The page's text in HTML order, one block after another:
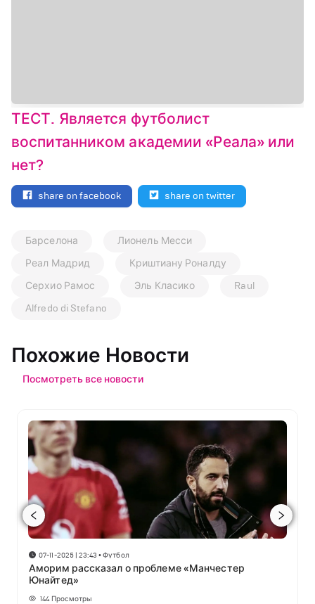
ТЕСТ. Является футболист
воспитанником академии «Реала» или
нет?
share on facebook share on twitter
Барселона
Лионель Месси
Реал Мадрид
Криштиану Роналду
Серхио Рамос
Эль Класико
Raul
Alfredo di Stefano
Похожие Новости
Посмотреть все новости
07-11-2025 | 23:43 •Футбол
Аморим рассказал о проблеме «Манчестер
Юнайтед»
144 Просмотры